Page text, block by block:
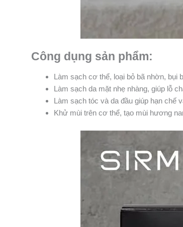
Công dụng sản phẩm:
Làm sạch cơ thể, loại bỏ bã nhờn, bụi
Làm sạch da mặt nhẹ nhàng, giúp lỗ
Làm sạch tóc và da đầu giúp hạn chế
Khử mùi trên cơ thể, tạo mùi hương